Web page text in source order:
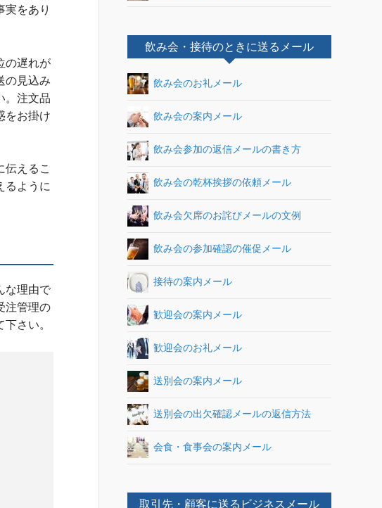
実をあり
の遅れが
の見込み
。注文品
をお掛け
伝えるこ
るように
な理由で
注管理の
さい。
飲み会・接待のときに送るメール
飲み会のお礼メール
飲み会の案内メール
飲み会参加の返信メールの書き方
飲み会の乾杯挨拶の依頼メール
飲み会欠席のお詫びメールの文例
飲み会の参加確認の催促メール
接待の案内メール
歓迎会の案内メール
歓迎会のお礼メール
送別会の案内メール
送別会の出欠確認メールの返信方法
会食・食事会の案内メール
取引先・顧客に送るビジネスメール